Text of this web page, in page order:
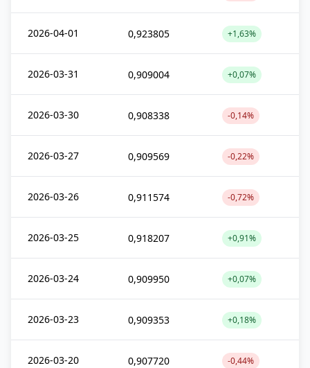
2026-04-01 0,923805 +1,63%
2026-03-31 0,909004 +0,07%
2026-03-30 0,908338 -0,14%
2026-03-27 0,909569 -0,22%
2026-03-26 0,911574 -0,72%
2026-03-25 0,918207 +0,91%
2026-03-24 0,909950 +0,07%
2026-03-23 0,909353 +0,18%
2026-03-20 0,907720 -0,44%